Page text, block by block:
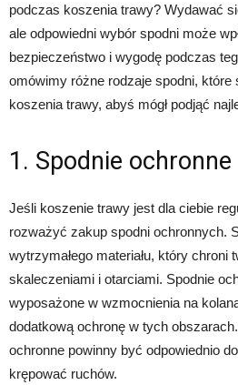
podczas koszenia trawy? Wydawać
ale odpowiedni wybór spodni może
bezpieczeństwo i wygodę podczas
omówimy różne rodzaje spodni, które
koszenia trawy, abyś mógł podjąć
1. Spodnie ochronne
Jeśli koszenie trawy jest dla ciebie
rozważyć zakup spodni ochronnych.
wytrzymałego materiału, który chroni
skaleczeniami i otarciami. Spodnie
wyposażone w wzmocnienia na
dodatkową ochronę w tych
ochronne powinny być odpowiednio
krępować ruchów.